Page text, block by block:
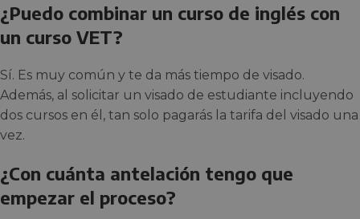
¿Puedo combinar un curso de inglés con
un curso VET?
Sí. Es muy común y te da más tiempo de visado.
Además, al solicitar un visado de estudiante incluyendo
dos cursos en él, tan solo pagarás la tarifa del visado una
vez.
¿Con cuánta antelación tengo que
empezar el proceso?